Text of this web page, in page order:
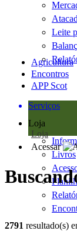
Leite
Agricultura
Encontros
APP Scot
Serviços
Loja
Loja
Livros
Acessar
2791 resultado(s)